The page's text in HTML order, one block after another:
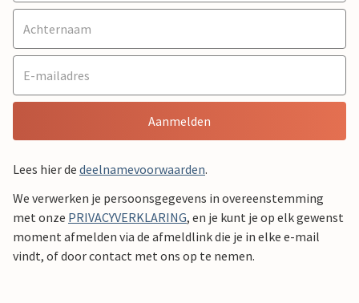
Aanmelden
Lees hier de deelnamevoorwaarden.
We verwerken je persoonsgegevens in overeenstemming
met onze PRIVACYVERKLARING, en je kunt je op elk gewenst
moment afmelden via de afmeldlink die je in elke e-mail
vindt, of door contact met ons op te nemen.